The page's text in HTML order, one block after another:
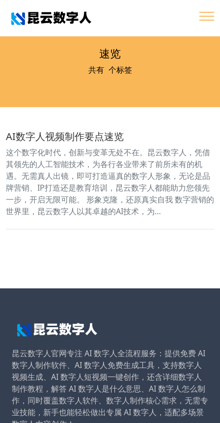
速览
共有1 个标签
AI数字人视频制作要点速览
这个数字化时代，创新与变革无处不在。昆云数字人，凭借
其领先的人工智能技术，为各行各业带来了前所未有的机
遇。无需真人出镜，即可打造逼真的数字人形象，无论是品
牌营销、IP打造还是教育培训，昆云数字人都能助力您领先
一步，开启无限可能。 形象克隆，还原真实自我 数字营销的
世界里，昆云数字人以其卓越的AI技术，为…
昆云数字人官网专注 AI 数字人全流程服务：提供免费 AI
数字人制作软件、AI 数字人免费生成工具，支持数字人
视频生成、AI 数字人短视频一键创作，还含详细数字人
制作教程，解答 AI 数字人是什么意思、AI 数字人怎么制
作，同时覆盖数字人软件、数字人制作核心需求，无需专
业技能，新手也能轻松做出专属 AI 数字人，适配多场景